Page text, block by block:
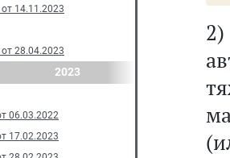
14.11.2023
28.04.2023
2023
06.03.2022
17.02.2023